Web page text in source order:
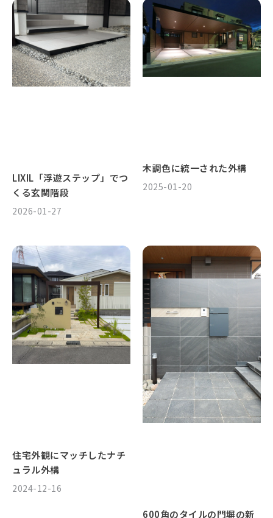
LIXIL「浮遊ステップ」でつ
くる玄関階段
2026-01-27
木調色に統一された外構
2025-01-20
住宅外観にマッチしたナチ
ュラル外構
2024-12-16
600角のタイルの門塀の新